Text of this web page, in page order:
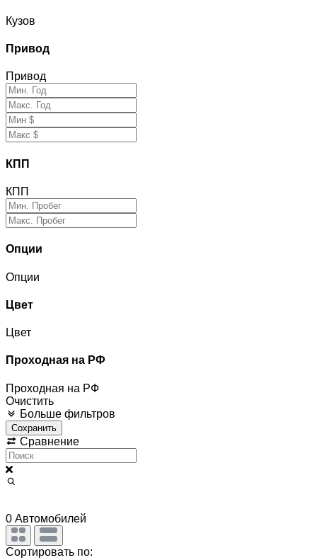
Кузов
Привод
Привод
КПП
КПП
Опции
Опции
Цвет
Цвет
Проходная на РФ
Проходная на РФ
Очистить
Больше фильтров
Сохранить
Сравнение
0 Автомобилей
Сортировать по: